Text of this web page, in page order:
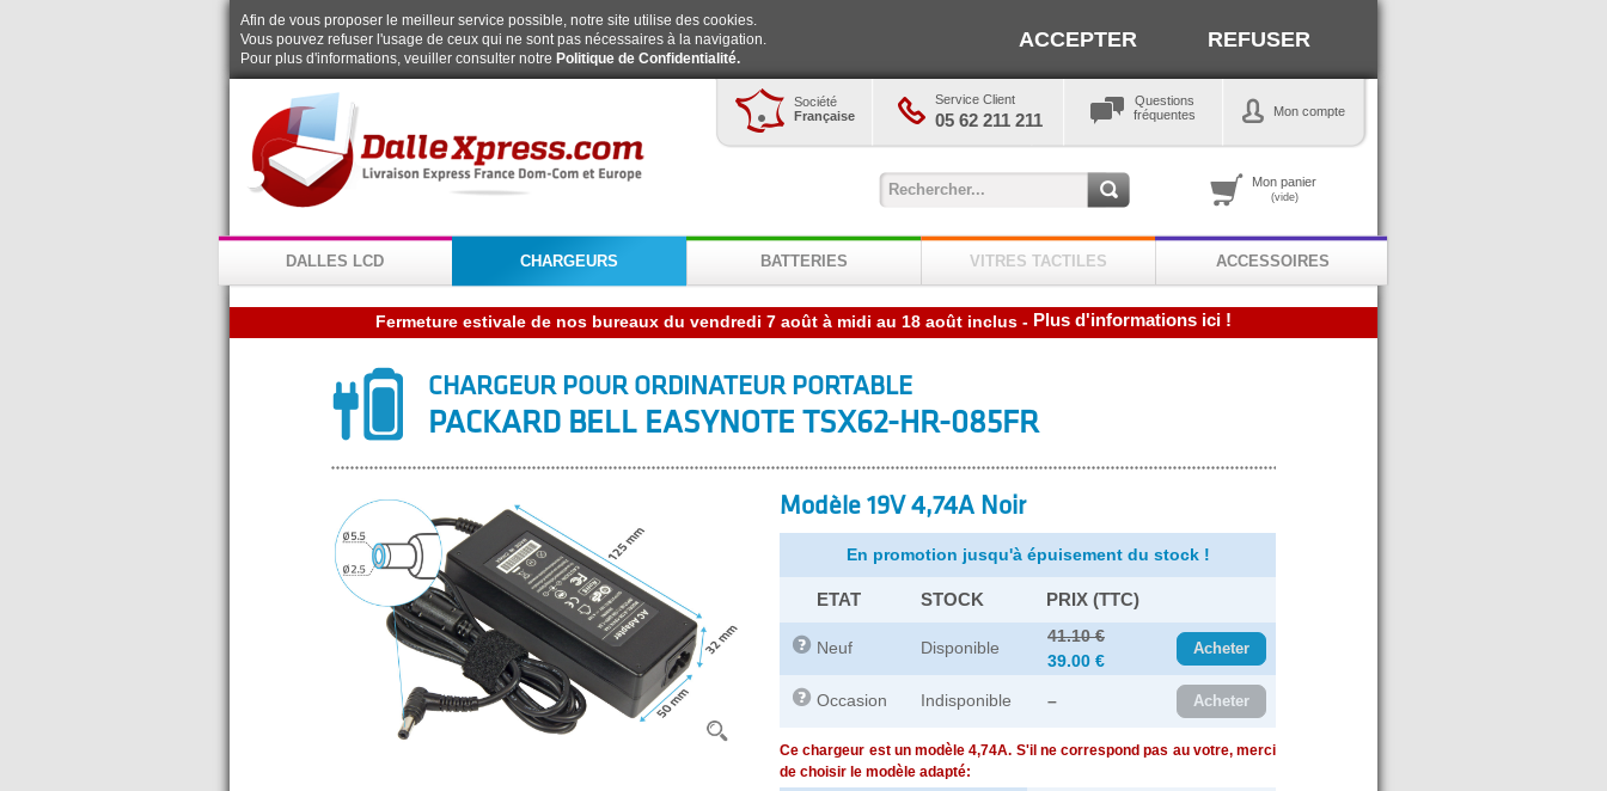
Afin de vous proposer le meilleur service possible, notre site utilise des cookies.
Vous pouvez refuser l'usage de ceux qui ne sont pas nécessaires à la navigation.
Pour plus d'informations, veuiller consulter notre Politique de Confidentialité.
ACCEPTER REFUSER
Société
Française
Service Client
05 62 211 211
Questions
fréquentes
Mon compte
Mon panier
(vide)
DALLES LCD CHARGEURS BATTERIES VITRES TACTILES ACCESSOIRES
- Plus d'informations ici !
CHARGEUR POUR ORDINATEUR PORTABLE
PACKARD BELL EASYNOTE TSX62-HR-085FR
Modèle 19V 4,74A Noir
En promotion jusqu'à épuisement du stock !
ETAT STOCK PRIX (TTC)
Neuf Disponible
41.10 €
39.00 €
Acheter
Occasion Indisponible – Acheter
Ce chargeur est un modèle 4,74A. S'il ne correspond pas au votre, merci
de choisir le modèle adapté: